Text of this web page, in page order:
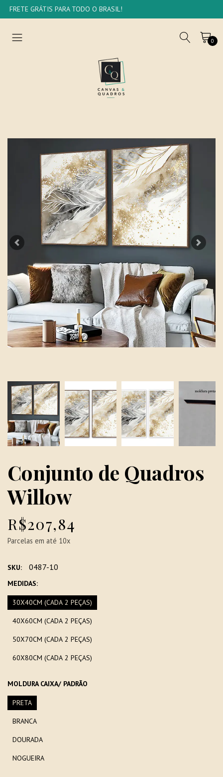
FRETE GRÁTIS PARA TODO O BRASIL!
0
Previous Next
Conjunto de Quadros
Willow
R$207,84
Parcelas em até 10x
SKU: 0487-10
MEDIDAS:
30X40CM (CADA 2 PEÇAS)
40X60CM (CADA 2 PEÇAS)
50X70CM (CADA 2 PEÇAS)
60X80CM (CADA 2 PEÇAS)
MOLDURA CAIXA/ PADRÃO
PRETA
BRANCA
DOURADA
NOGUEIRA